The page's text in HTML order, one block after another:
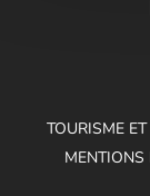
TOURISME
MENTIONS